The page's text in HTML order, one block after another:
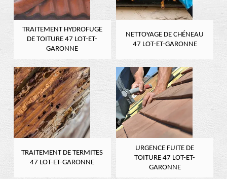
TRAITEMENT HYDROFUGE
DE TOITURE 47 LOT-ET-
GARONNE
NETTOYAGE DE CHÉNEAU
47 LOT-ET-GARONNE
TRAITEMENT DE TERMITES
47 LOT-ET-GARONNE
URGENCE FUITE DE
TOITURE 47 LOT-ET-
GARONNE